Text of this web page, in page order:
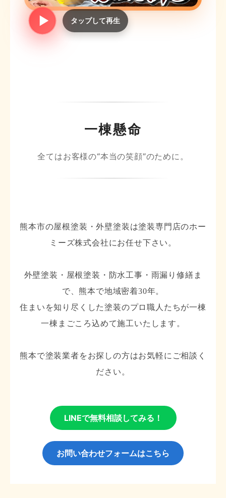
タップして再生
一棟懸命
全てはお客様の“本当の笑顔”のために。
熊本市の屋根塗装・外壁塗装は塗装専門店のホー
ミーズ株式会社にお任せ下さい。
外壁塗装・屋根塗装・防水工事・雨漏り修繕ま
で、熊本で地域密着30年。
住まいを知り尽くした塗装のプロ職人たちが一棟
一棟まごころ込めて施工いたします。
熊本で塗装業者をお探しの方はお気軽にご相談く
ださい。
LINEで無料相談してみる！
お問い合わせフォームはこちら